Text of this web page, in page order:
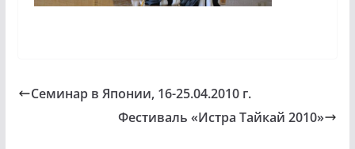
Семинар в Японии, 16-25.04.2010 г.
Фестиваль «Истра Тайкай 2010»